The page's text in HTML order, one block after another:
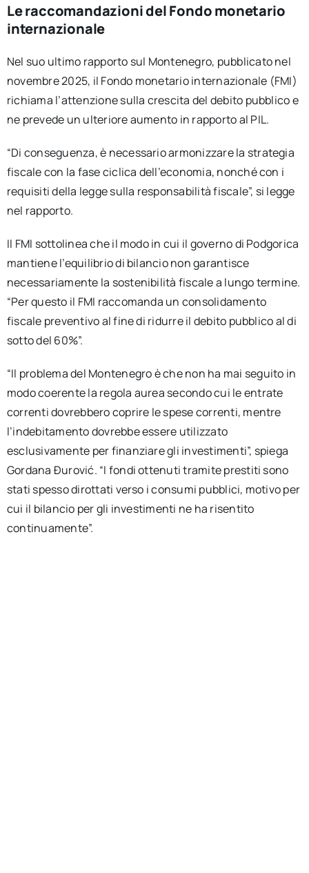
Le raccomandazioni del Fondo monetario
internazionale
Nel suo ultimo rapporto sul Montenegro, pubblicato nel
novembre 2025, il Fondo monetario internazionale (FMI)
richiama l’attenzione sulla crescita del debito pubblico e
ne prevede un ulteriore aumento in rapporto al PIL.
“Di conseguenza, è necessario armonizzare la strategia
fiscale con la fase ciclica dell’economia, nonché con i
requisiti della legge sulla responsabilità fiscale”, si legge
nel rapporto.
Il FMI sottolinea che il modo in cui il governo di Podgorica
mantiene l’equilibrio di bilancio non garantisce
necessariamente la sostenibilità fiscale a lungo termine.
“Per questo il FMI raccomanda un consolidamento
fiscale preventivo al fine di ridurre il debito pubblico al di
sotto del 60%”.
“Il problema del Montenegro è che non ha mai seguito in
modo coerente la regola aurea secondo cui le entrate
correnti dovrebbero coprire le spese correnti, mentre
l’indebitamento dovrebbe essere utilizzato
esclusivamente per finanziare gli investimenti”, spiega
Gordana Đurović. “I fondi ottenuti tramite prestiti sono
stati spesso dirottati verso i consumi pubblici, motivo per
cui il bilancio per gli investimenti ne ha risentito
continuamente”.